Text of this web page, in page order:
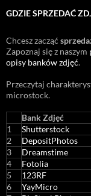
GDZIE SPRZEDAĆ
Chcesz zacząć
Zapoznaj się z naszym
opisy banków zdjęć.
Przeczytaj
microstock.
Bank Zdjęć
1
Shutterstock
2
DepositPhotos
3
Dreamstime
4
Fotolia
5
123RF
6
YayMicro